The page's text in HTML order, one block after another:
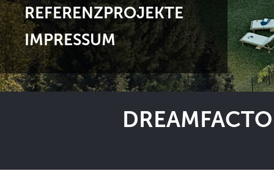
REFERENZPROJEKTE
IMPRESSUM